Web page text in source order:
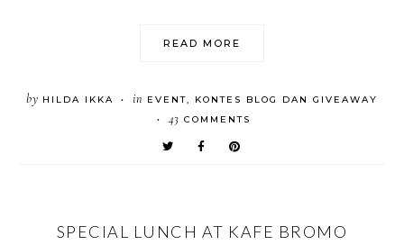
READ MORE
by HILDA IKKA • in EVENT, KONTES BLOG DAN GIVEAWAY
• 43 COMMENTS
SPECIAL LUNCH AT KAFE BROMO